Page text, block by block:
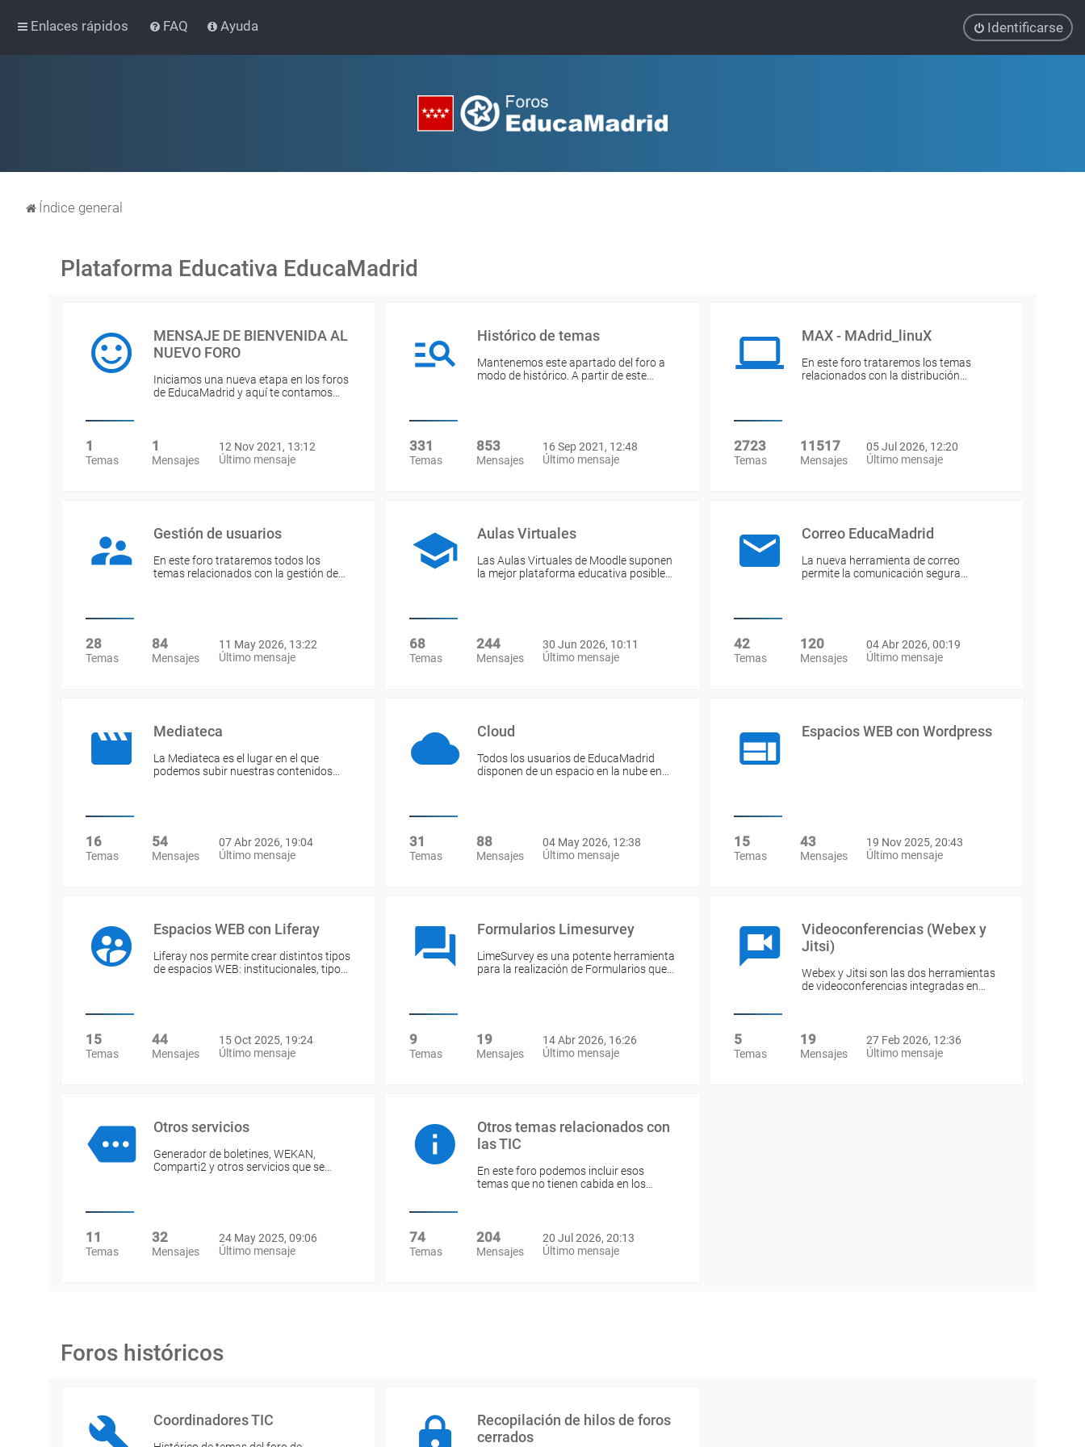
Enlaces rápidos FAQ Ayuda Identificarse
Índice general
Plataforma Educativa EducaMadrid
MENSAJE DE BIENVENIDA AL
NUEVO FORO
Iniciamos una nueva etapa en los foros
de EducaMadrid y aquí te contamos…
1
Temas
1
Mensajes
12 Nov 2021, 13:12
Último mensaje
Histórico de temas
Mantenemos este apartado del foro a
modo de histórico. A partir de este…
331
Temas
853
Mensajes
16 Sep 2021, 12:48
Último mensaje
MAX - MAdrid_linuX
En este foro trataremos los temas
relacionados con la distribución…
2723
Temas
11517
Mensajes
05 Jul 2026, 12:20
Último mensaje
Gestión de usuarios
En este foro trataremos todos los
temas relacionados con la gestión de…
28
Temas
84
Mensajes
11 May 2026, 13:22
Último mensaje
Aulas Virtuales
Las Aulas Virtuales de Moodle suponen
la mejor plataforma educativa posible…
68
Temas
244
Mensajes
30 Jun 2026, 10:11
Último mensaje
Correo EducaMadrid
La nueva herramienta de correo
permite la comunicación segura…
42
Temas
120
Mensajes
04 Abr 2026, 00:19
Último mensaje
Mediateca
La Mediateca es el lugar en el que
podemos subir nuestras contenidos…
16
Temas
54
Mensajes
07 Abr 2026, 19:04
Último mensaje
Cloud
Todos los usuarios de EducaMadrid
disponen de un espacio en la nube en…
31
Temas
88
Mensajes
04 May 2026, 12:38
Último mensaje
Espacios WEB con Wordpress
15
Temas
43
Mensajes
19 Nov 2025, 20:43
Último mensaje
Espacios WEB con Liferay
Liferay nos permite crear distintos tipos
de espacios WEB: institucionales, tipo…
15
Temas
44
Mensajes
15 Oct 2025, 19:24
Último mensaje
Formularios Limesurvey
LimeSurvey es una potente herramienta
para la realización de Formularios que…
9
Temas
19
Mensajes
14 Abr 2026, 16:26
Último mensaje
Videoconferencias (Webex y
Jitsi)
Webex y Jitsi son las dos herramientas
de videoconferencias integradas en…
5
Temas
19
Mensajes
27 Feb 2026, 12:36
Último mensaje
Otros servicios
Generador de boletines, WEKAN,
Comparti2 y otros servicios que se…
11
Temas
32
Mensajes
24 May 2025, 09:06
Último mensaje
Otros temas relacionados con
las TIC
En este foro podemos incluir esos
temas que no tienen cabida en los…
74
Temas
204
Mensajes
20 Jul 2026, 20:13
Último mensaje
Foros históricos
Coordinadores TIC
Recopilación de hilos de foros
cerrados